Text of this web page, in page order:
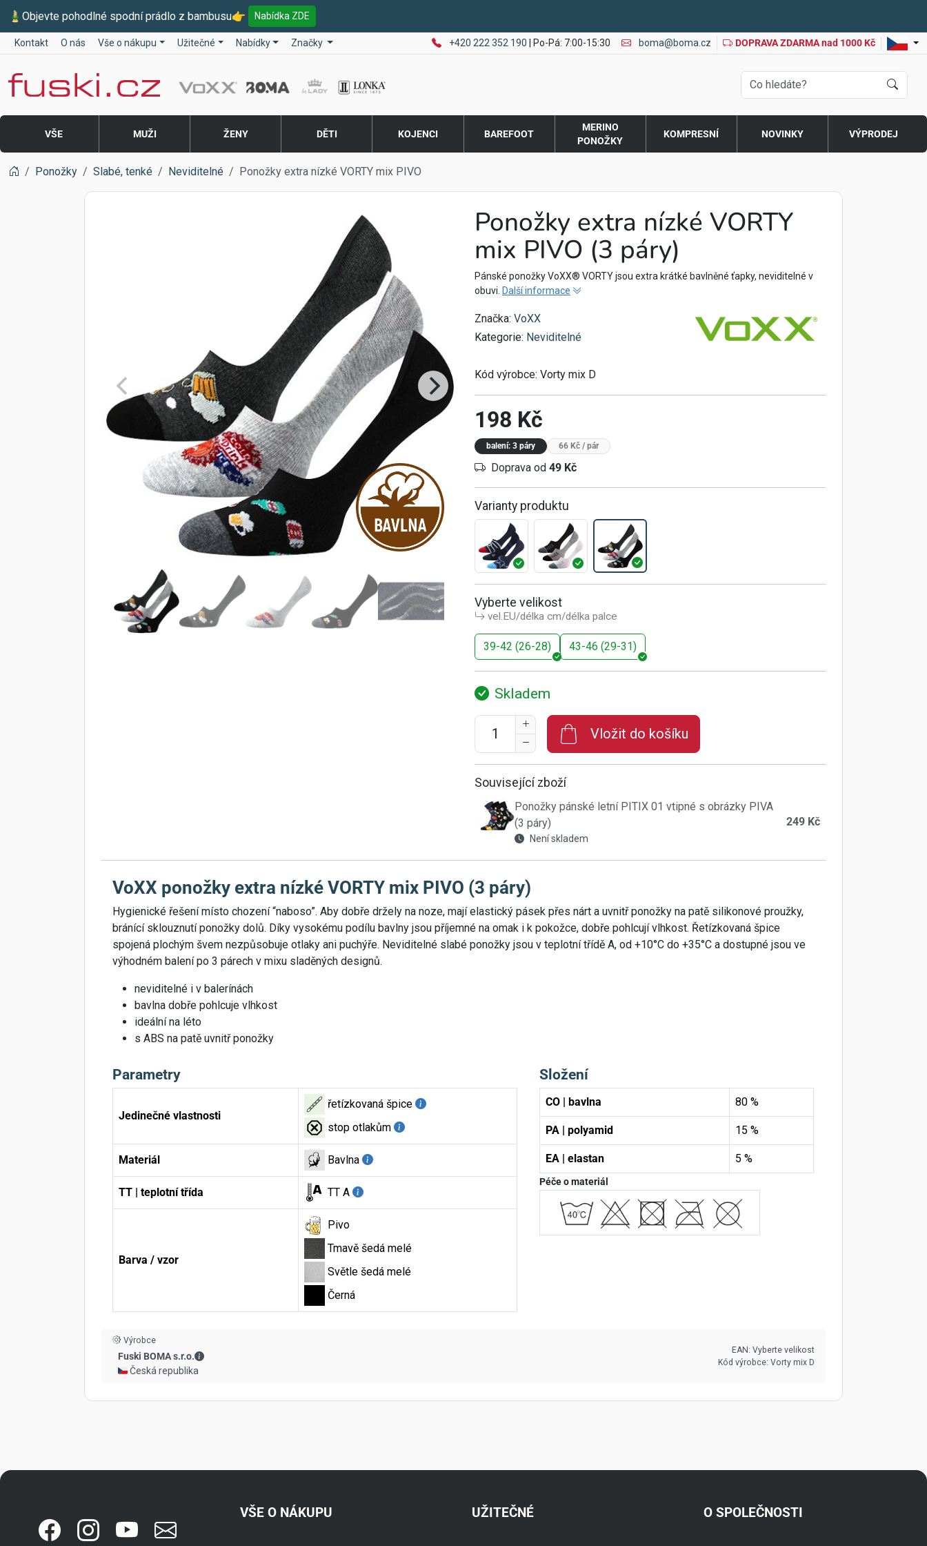
🎍 Objevte pohodlné spodní prádlo z bambusu👉 Nabídka ZDE
Kontakt O nás Vše o nákupu Užitečné Nabídky Značky +420 222 352 190 | Po-Pá: 7:00-15:30 boma@boma.cz DOPRAVA ZDARMA nad 1000 Kč
Fuski BOMA
VŠE MUŽI ŽENY DĚTI KOJENCI BAREFOOT
MERINO
PONOŽKY
KOMPRESNÍ NOVINKY VÝPRODEJ
Ponožky Slabé, tenké Neviditelné Ponožky extra nízké VORTY mix PIVO
Ponožky extra nízké VORTY
mix PIVO (3 páry)
Pánské ponožky VoXX® VORTY jsou extra krátké bavlněné ťapky, neviditelné v
obuvi. Další informace
Značka: VoXX
Kategorie: Neviditelné
Kód výrobce: Vorty mix D
198 Kč
balení: 3 páry 66 Kč / pár
Doprava od 49 Kč
Varianty produktu
Vyberte velikost
vel.EU/délka cm/délka palce
39-42 (26-28) 43-46 (29-31)
Skladem
Vložit do košíku
Související zboží
Ponožky pánské letní PITIX 01 vtipné s obrázky PIVA
(3 páry)
Není skladem
249 Kč
VoXX ponožky extra nízké VORTY mix PIVO (3 páry)
Hygienické řešení místo chození “naboso”. Aby dobře držely na noze, mají elastický pásek přes nárt a uvnitř ponožky na patě silikonové proužky,
bránící sklouznutí ponožky dolů. Díky vysokému podílu bavlny jsou příjemné na omak i k pokožce, dobře pohlcují vlhkost. Řetízkovaná špice
spojená plochým švem nezpůsobuje otlaky ani puchýře. Neviditelné slabé ponožky jsou v teplotní třídě A, od +10°C do +35°C a dostupné jsou ve
výhodném balení po 3 párech v mixu sladěných designů.
neviditelné i v balerínách
bavlna dobře pohlcuje vlhkost
ideální na léto
s ABS na patě uvnitř ponožky
Parametry
Jedinečné vlastnosti
řetízkovaná špice
stop otlakům
Materiál Bavlna
TT | teplotní třída TT A
Barva / vzor
Pivo
Tmavě šedá melé
Světle šedá melé
Černá
Složení
CO | bavlna 80 %
PA | polyamid 15 %
EA | elastan 5 %
Péče o materiál
Výrobce
Fuski BOMA s.r.o.
Fuski BOMA s.r.o. - Kontaktní údaje
🇨🇿 Česká republika
EAN: Vyberte velikost
Kód výrobce: Vorty mix D
VŠE O NÁKUPU UŽITEČNÉ O SPOLEČNOSTI